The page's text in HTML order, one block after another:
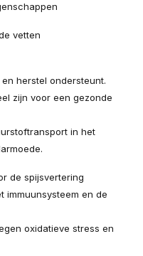
vetten
herstel ondersteunt.
zijn voor een gezonde
in het
de spijsvertering
immuunsysteem en de
oxidatieve stress en